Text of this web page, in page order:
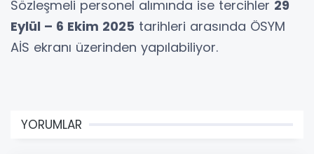
Sözleşmeli personel alımında ise tercihler 29
Eylül – 6 Ekim 2025 tarihleri arasında ÖSYM
AİS ekranı üzerinden yapılabiliyor.
YORUMLAR